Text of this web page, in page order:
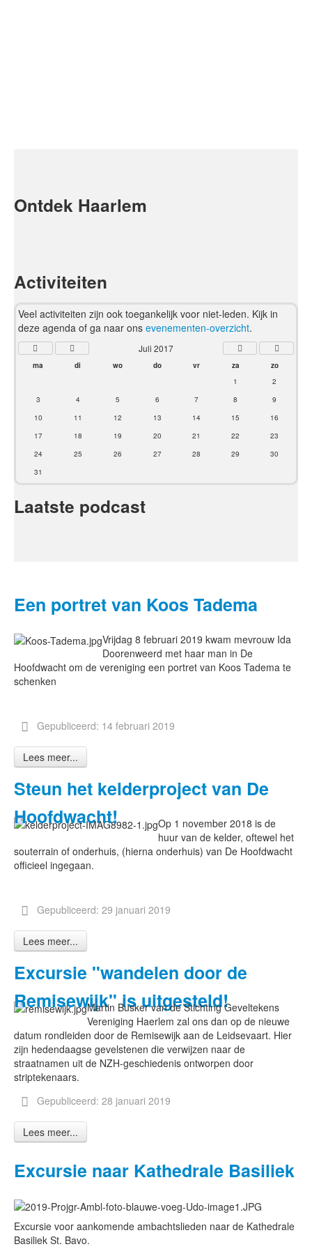
Ontdek Haarlem
Activiteiten
Veel activiteiten zijn ook toegankelijk voor niet-leden. Kijk in
deze agenda of ga naar ons evenementen-overzicht.
Juli 2017
ma di wo do vr za
zo
1
2
3
4 5 6 7 8
9
10
11 12 13 14 15
16
17
18 19 20 21 22
23
24
25 26 27 28 29
30
31
Laatste podcast
Een portret van Koos Tadema
Vrijdag 8 februari 2019 kwam mevrouw Ida
Doorenweerd met haar man in De
Hoofdwacht om de vereniging een portret van Koos Tadema te
schenken
Gepubliceerd: 14 februari 2019
Lees meer...
Steun het kelderproject van De
Hoofdwacht!
Op 1 november 2018 is de
huur van de kelder, oftewel het
souterrain of onderhuis, (hierna onderhuis) van De Hoofdwacht
officieel ingegaan.
Gepubliceerd: 29 januari 2019
Lees meer...
Excursie "wandelen door de
Remisewijk" is uitgesteld!
Martin Busker van de Stichting Geveltekens
Vereniging Haerlem zal ons dan op de nieuwe
datum rondleiden door de Remisewijk aan de Leidsevaart. Hier
zijn hedendaagse gevelstenen die verwijzen naar de
straatnamen uit de NZH-geschiedenis ontworpen door
striptekenaars.
Gepubliceerd: 28 januari 2019
Lees meer...
Excursie naar Kathedrale Basiliek
Excursie voor aankomende ambachtslieden naar de Kathedrale
Basiliek St. Bavo.